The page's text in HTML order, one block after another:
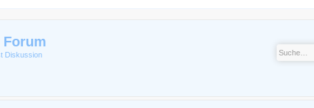
Forum
Diskussion